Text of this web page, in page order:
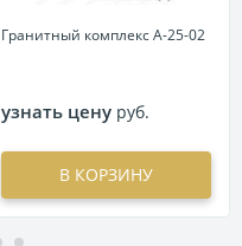
Гранитный комплекс А-25-02
узнать цену руб.
В КОРЗИНУ